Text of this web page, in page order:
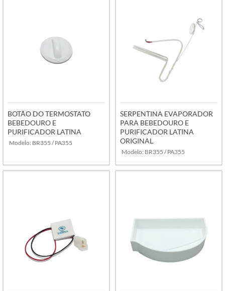
BOTÃO DO TERMOSTATO
BEBEDOURO E
PURIFICADOR LATINA
Modelo: BR355 / PA355
SERPENTINA EVAPORADOR
PARA BEBEDOURO E
PURIFICADOR LATINA
ORIGINAL
Modelo: BR355 / PA355